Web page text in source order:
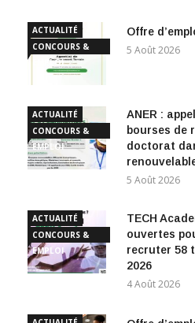
ACTUALITÉ
CONCOURS &
EMPLOI
Offre
5 Août 2026
ACTUALITÉ
CONCOURS &
EMPLOI
ANER :
bourses de
doctorat
5 Août 2026
ACTUALITÉ
CONCOURS &
EMPLOI
TECH
ouvertes
recruter 58
2026
4 Août 2026